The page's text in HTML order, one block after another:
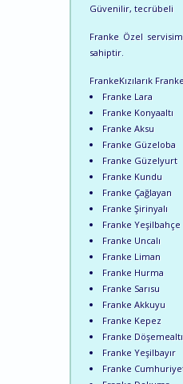
Güvenilir, tecrübeli
Franke Özel
sahiptir.
FrankeKızılarık
Franke Lara
Franke Konyaaltı
Franke Aksu
Franke Güzeloba
Franke Güzelyurt
Franke Kundu
Franke Çağlayan
Franke Şirinyalı
Franke Yeşilbahçe
Franke Uncalı
Franke Liman
Franke Hurma
Franke Sarısu
Franke Akkuyu
Franke Kepez
Franke Döşemealtı
Franke Yeşilbayır
Franke